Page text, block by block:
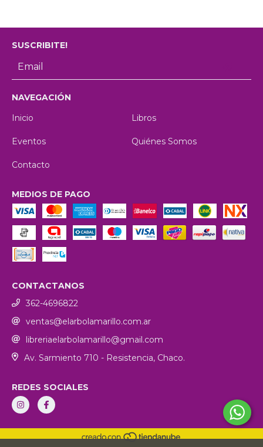
SUSCRIBITE!
NAVEGACIÓN
Inicio
Libros
Eventos Quiénes Somos
Contacto
MEDIOS DE PAGO
CONTACTANOS
362-4696822
ventas@elarbolamarillo.com.ar
libreriaelarbolamarillo@gmail.com
Av. Sarmiento 710 - Resistencia, Chaco.
REDES SOCIALES